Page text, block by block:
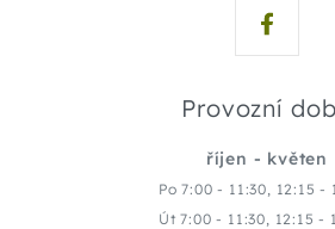
Provozní
říjen - květen
Po 7:00 - 11:30, 12:15 -
Út 7:00 - 11:30, 12:15 -